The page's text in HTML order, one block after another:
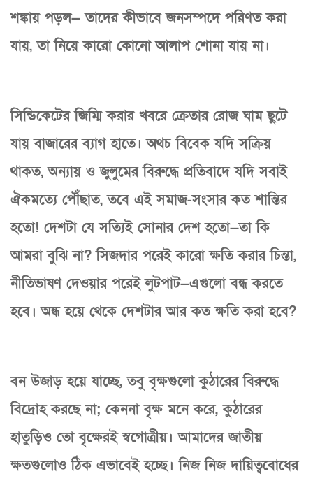
শঙ্কায় পড়ল— তাদের কীভাবে জনসম্পদে পরিণত করা
যায়, তা নিয়ে কারো কোনো আলাপ শোনা যায় না।
সিন্ডিকেটের জিম্মি করার খবরে ক্রেতার রোজ ঘাম ছুটে
যায় বাজারের ব্যাগ হাতে। অথচ বিবেক যদি সক্রিয়
থাকত, অন্যায় ও জুলুমের বিরুদ্ধে প্রতিবাদে যদি সবাই
ঐকমত্যে পৌঁছাত, তবে এই সমাজ-সংসার কত শান্তির
হতো! দেশটা যে সত্যিই সোনার দেশ হতো—তা কি
আমরা বুঝি না? সিজদার পরেই কারো ক্ষতি করার চিন্তা,
নীতিভাষণ দেওয়ার পরেই লুটপাট—এগুলো বন্ধ করতে
হবে। অন্ধ হয়ে থেকে দেশটার আর কত ক্ষতি করা হবে?
বন উজাড় হয়ে যাচ্ছে, তবু বৃক্ষগুলো কুঠারের বিরুদ্ধে
বিদ্রোহ করছে না; কেননা বৃক্ষ মনে করে, কুঠারের
হাতুড়িও তো বৃক্ষেরই স্বগোত্রীয়। আমাদের জাতীয়
ক্ষতগুলোও ঠিক এভাবেই হচ্ছে। নিজ নিজ দায়িত্ববোধের